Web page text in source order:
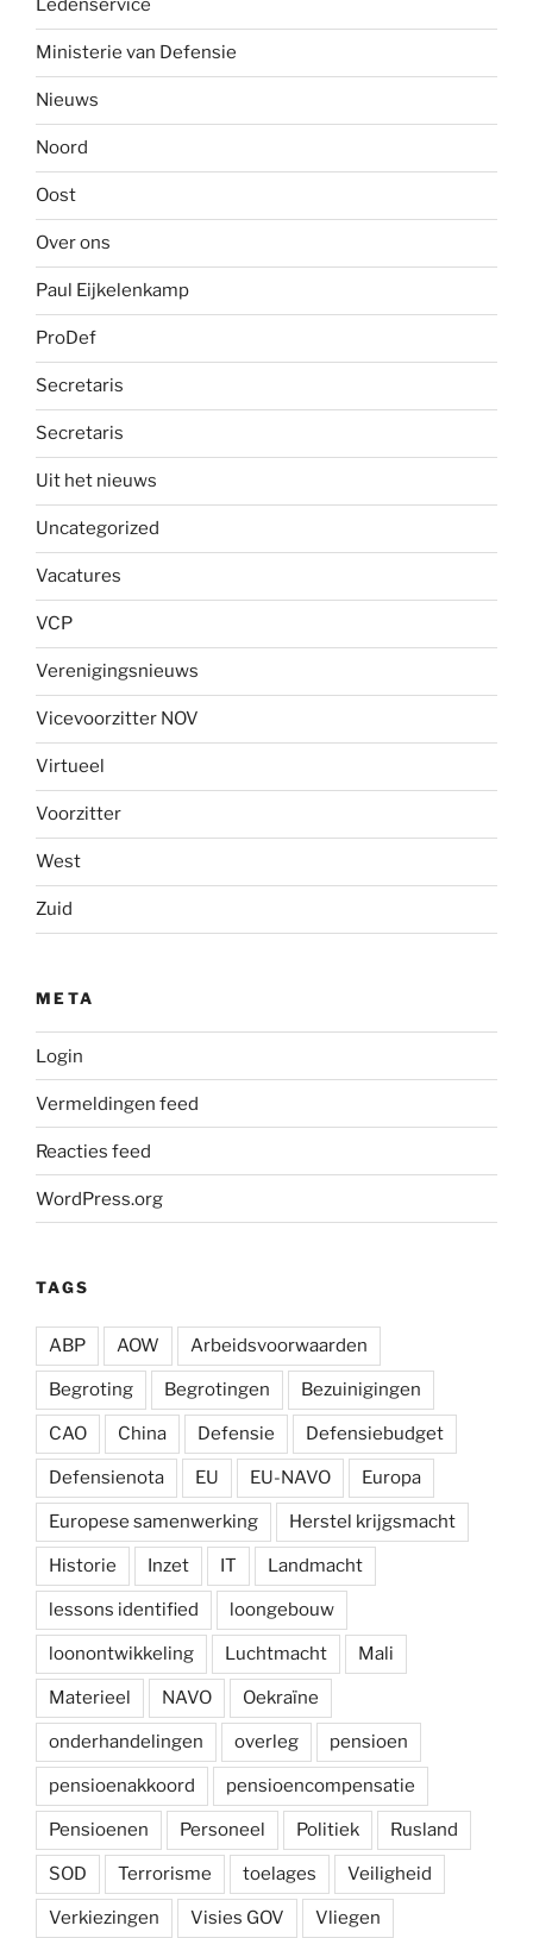
Ledenservice
Ministerie van Defensie
Nieuws
Noord
Oost
Over ons
Paul Eijkelenkamp
ProDef
Secretaris
Secretaris
Uit het nieuws
Uncategorized
Vacatures
VCP
Verenigingsnieuws
Vicevoorzitter NOV
Virtueel
Voorzitter
West
Zuid
META
Login
Vermeldingen feed
Reacties feed
WordPress.org
TAGS
ABP AOW Arbeidsvoorwaarden
Begroting Begrotingen Bezuinigingen
CAO China Defensie Defensiebudget
Defensienota EU EU-NAVO Europa
Europese samenwerking Herstel krijgsmacht
Historie Inzet IT Landmacht
lessons identified loongebouw
loonontwikkeling Luchtmacht Mali
Materieel NAVO Oekraïne
onderhandelingen overleg pensioen
pensioenakkoord pensioencompensatie
Pensioenen Personeel Politiek Rusland
SOD Terrorisme toelages Veiligheid
Verkiezingen Visies GOV Vliegen